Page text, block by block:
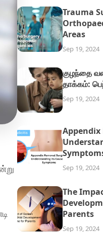
Trauma
Areas
Sep 19, 2024
குழந்தை
தாக்கம்:
Sep 19, 2024
Appendix
Sep 19, 2024
The
Parents
Sep 19, 2024